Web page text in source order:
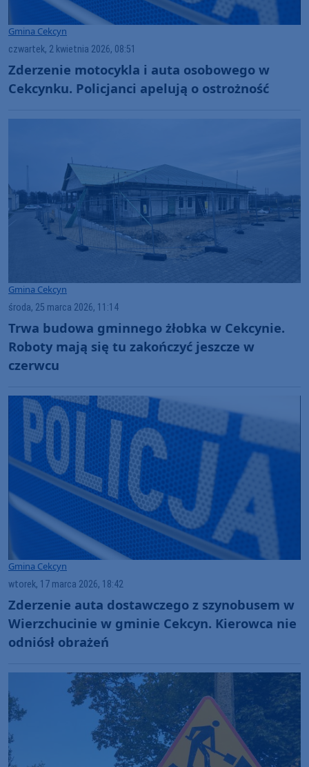
Gmina Cekcyn
czwartek, 2 kwietnia 2026, 08:51
Zderzenie motocykla i auta osobowego w
Cekcynku. Policjanci apelują o ostrożność
Gmina Cekcyn
środa, 25 marca 2026, 11:14
Trwa budowa gminnego żłobka w Cekcynie.
Roboty mają się tu zakończyć jeszcze w
czerwcu
Gmina Cekcyn
wtorek, 17 marca 2026, 18:42
Zderzenie auta dostawczego z szynobusem w
Wierzchucinie w gminie Cekcyn. Kierowca nie
odniósł obrażeń